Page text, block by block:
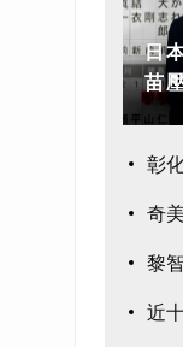
日
苗
奇
黎
近